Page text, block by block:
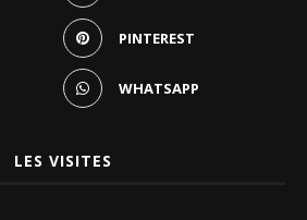
PINTEREST
WHATSAPP
LES VISITES